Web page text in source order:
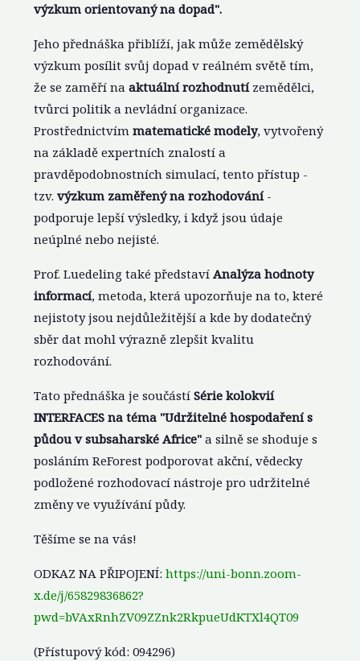
výzkum orientovaný na dopad".
Jeho přednáška přiblíží, jak může zemědělský
výzkum posílit svůj dopad v reálném světě tím,
že se zaměří naaktuální rozhodnutízemědělci,
tvůrci politik a nevládní organizace.
Prostřednictvímmatematické modely, vytvořený
na základě expertních znalostí a
pravděpodobnostních simulací, tento přístup -
tzv.výzkum zaměřený na rozhodování-
podporuje lepší výsledky, i když jsou údaje
neúplné nebo nejisté.
Prof. Luedeling také představíAnalýza hodnoty
informací, metoda, která upozorňuje na to, které
nejistoty jsou nejdůležitější a kde by dodatečný
sběr dat mohl výrazně zlepšit kvalitu
rozhodování.
Tato přednáška je součástíSérie kolokvií
INTERFACES na téma "Udržitelné hospodaření s
půdou v subsaharské Africe" a silně se shoduje s
posláním ReForest podporovat akční, vědecky
podložené rozhodovací nástroje pro udržitelné
změny ve využívání půdy.
Těšíme se na vás!
ODKAZ NA PŘIPOJENÍ:https://uni-bonn.zoom-
x.de/j/65829836862?
pwd=bVAxRnhZV09ZZnk2RkpueUdKTXl4QT09
(Přístupový kód: 094296)